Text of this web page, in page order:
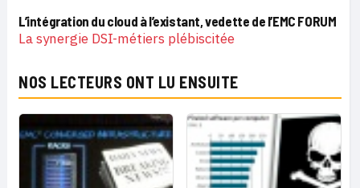
L’intégration du cloud à l’existant, vedette de l’EMC FORUM
La synergie DSI-métiers plébiscitée
NOS LECTEURS ONT LU ENSUITE